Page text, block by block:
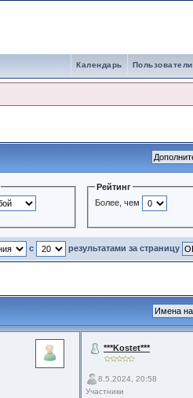
Пользователи
Календарь
Рейтинг
Более, чем
с результатами за страницу
***Kostet***
8.5.2024, 20:58
Участники